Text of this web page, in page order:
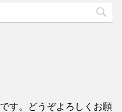
です。どうぞよろしくお願